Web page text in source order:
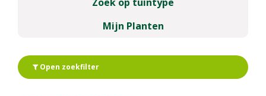
Mijn Planten
Open zoekfilter